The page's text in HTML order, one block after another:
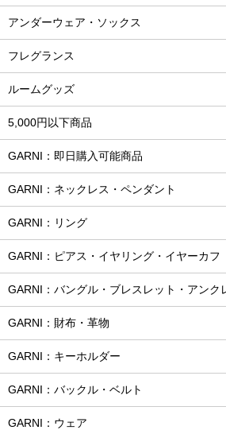
アンダーウェア・ソックス
フレグランス
ルームグッズ
5,000円以下商品
GARNI：即日購入可能商品
GARNI：ネックレス・ペンダント
GARNI：リング
GARNI：ピアス・イヤリング・イヤーカフ
GARNI：バングル・ブレスレット・アンク
GARNI：財布・革物
GARNI：キーホルダー
GARNI：バックル・ベルト
GARNI：ウェア